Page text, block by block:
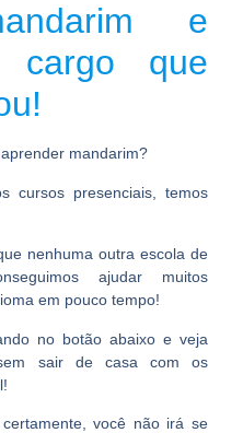
e
cargo que
mandarim?
cursos presenciais, temos
nenhuma outra escola de
ajudar muitos
em pouco tempo!
no botão abaixo e veja
sair de casa com os
certamente, você não irá se